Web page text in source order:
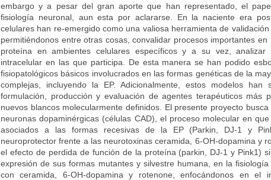
embargo y a pesar del gran aporte que han representado, el
fisiología neuronal, aun esta por aclararse. En la naciente era
celulares han re-emergido como una valiosa herramienta de
permitiéndonos entre otras cosas, convalidar procesos importantes
proteína en ambientes celulares específicos y a su vez, analizar
intracelular en las que participa. De esta manera se han podido
fisiopatológicos básicos involucrados en las formas genéticas de la
complejas, incluyendo la EP. Adicionalmente, estos modelos
formulación, producción y evaluación de agentes terapéuticos más
nuevos blancos molecularmente definidos. El presente proyecto
neuronas dopaminérgicas (células CAD), el proceso molecular en
asociados a las formas recesivas de la EP (Parkin, DJ-1 y
neuroprotector frente a las neurotoxinas ceramida, 6-OH-dopamina y
el efecto de perdida de función de la proteína (parkin, DJ-1 y Pink1)
expresión de sus formas mutantes y silvestre humana, en la
con ceramida, 6-OH-dopamina y rotenone, enfocándonos en el